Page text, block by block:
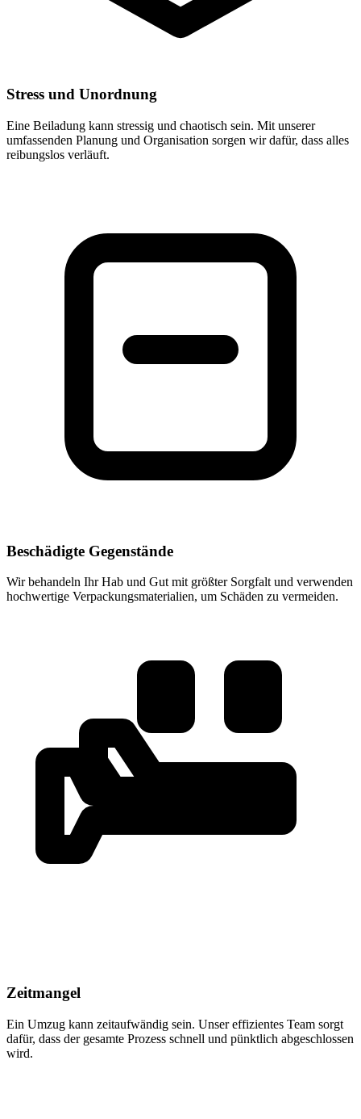
Stress und Unordnung
Eine Beiladung kann stressig und chaotisch sein. Mit unserer
umfassenden Planung und Organisation sorgen wir dafür, dass alles
reibungslos verläuft.
Beschädigte Gegenstände
Wir behandeln Ihr Hab und Gut mit größter Sorgfalt und verwenden
hochwertige Verpackungsmaterialien, um Schäden zu vermeiden.
Zeitmangel
Ein Umzug kann zeitaufwändig sein. Unser effizientes Team sorgt
dafür, dass der gesamte Prozess schnell und pünktlich abgeschlossen
wird.